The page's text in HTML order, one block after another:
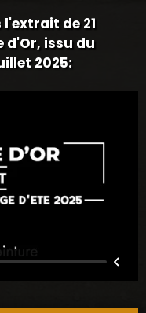
de 21
d'Or, issu du
2025: